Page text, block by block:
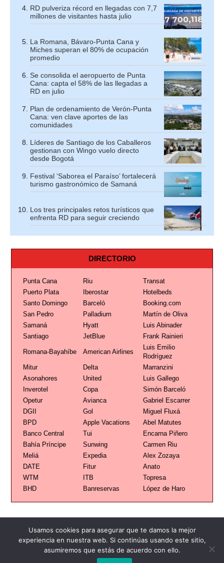
RD pulveriza récord en llegadas con 7,7
millones de visitantes hasta julio
La Romana, Bávaro-Punta Cana y
Miches superan el 80% de ocupación
promedio
Se consolida el aeropuerto de Punta
Cana: capta el 58% de las llegadas a
RD en julio
Plan de ordenamiento de Verón-Punta
Cana: ven clave aportes de las
comunidades
Líderes de Santiago de los Caballeros
gestionan con Wingo vuelo directo
desde Bogotá
Festival ‘Saborea el Paraíso’ fortalecerá
turismo gastronómico de Samaná
Los tres principales retos turísticos que
enfrenta RD para seguir creciendo
DIRECTORIO
Punta Cana Riu
Transat
Puerto Plata
Iberostar
Hotelbeds
Santo Domingo
Barceló
Booking.com
San Pedro
Palladium
Martín de Oliva
Samaná
Hyatt
Luis Abinader
Santiago
JetBlue Frank Rainieri
Romana-Bayahíbe American Airlines
Luis Emilio
Rodríguez
Mitur
Delta
Marranzini
Asonahores
United
Luis Gallego
Inverotel
Copa
Simón Barceló
Opetur
Avianca
Gabriel Escarrer
DGII
Gol
Miguel Fluxá
BPD
Apple Vacations
Abel Matutes
Banco Central
Tui
Encarna Piñero
Bahía Príncipe
Sunwing
Carmen Riu
Meliá
Expedia
Alex Zozaya
DATE
Fitur
Anato
WTM
ITB
Topresa
BHD
Banreservas López de Haro
Usamos cookies para asegurar que te damos la mejor
experiencia en nuestra web. Si continúas usando este sitio,
asumiremos que estás de acuerdo con ello.
Publicidad Redacción Contacto